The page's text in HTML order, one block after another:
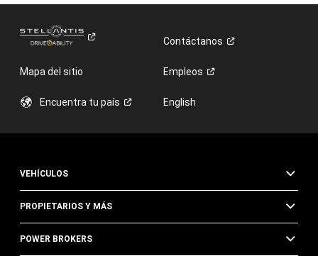
Contáctanos
Mapa del sitio Empleos
Encuentra tu país English
VEHÍCULOS
PROPIETARIOS Y MÁS
POWER BROKERS